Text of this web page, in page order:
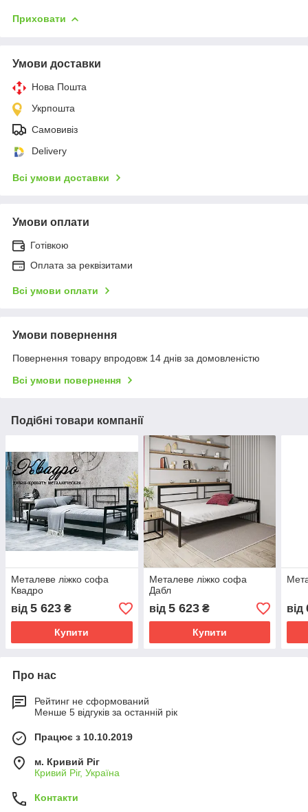
Приховати
Умови доставки
Нова Пошта
Укрпошта
Самовивіз
Delivery
Всі умови доставки
Умови оплати
Готівкою
Оплата за реквізитами
Всі умови оплати
Умови повернення
Повернення товару впродовж 14 днів за домовленістю
Всі умови повернення
Подібні товари компанії
Металеве ліжко софа
Квадро
від 5 623 ₴
Купити
Металеве ліжко софа
Дабл
від 5 623₴
Купити
від
Про нас
Рейтинг не сформований
Менше 5 відгуків за останній рік
Працює з 10.10.2019
м. Кривий Ріг
Кривий Ріг, Україна
Контакти